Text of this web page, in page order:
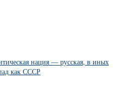
нация — русская, в иных
как СССР